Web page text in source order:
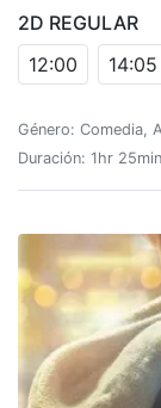
2D REGULAR
12:00
14:05
Género: Comedia,
Duración: 1hr